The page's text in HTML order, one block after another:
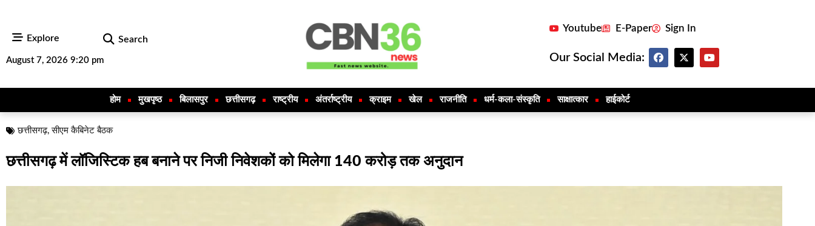
Explore Search
August 7, 2026 9:20 pm
Youtube E-Paper Sign In
Our Social Media:
होम मुखपृष्ठ बिलासपुर छत्तीसगढ़ राष्ट्रीय अंतर्राष्ट्रीय क्राइम खेल राजनीति धर्म-कला-संस्कृति साक्षात्कार हाईकोर्ट
छत्तीसगढ़,सीएम कैबिनेट बैठक
छत्तीसगढ़ में लॉजिस्टिक हब बनाने पर निजी निवेशकों को मिलेगा 140 करोड़ तक अनुदान